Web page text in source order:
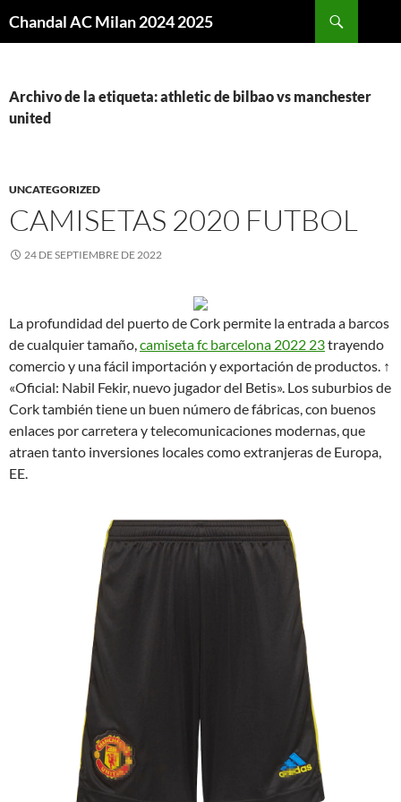
Chandal AC Milan 2024 2025
Archivo de la etiqueta: athletic de bilbao vs manchester
united
UNCATEGORIZED
CAMISETAS 2020 FUTBOL
24 DE SEPTIEMBRE DE 2022
La profundidad del puerto de Cork permite la entrada a barcos
de cualquier tamaño,camiseta fc barcelona 2022 23trayendo
comercio y una fácil importación y exportación de productos. ↑
«Oficial: Nabil Fekir, nuevo jugador del Betis». Los suburbios de
Cork también tiene un buen número de fábricas, con buenos
enlaces por carretera y telecomunicaciones modernas, que
atraen tanto inversiones locales como extranjeras de Europa,
EE.